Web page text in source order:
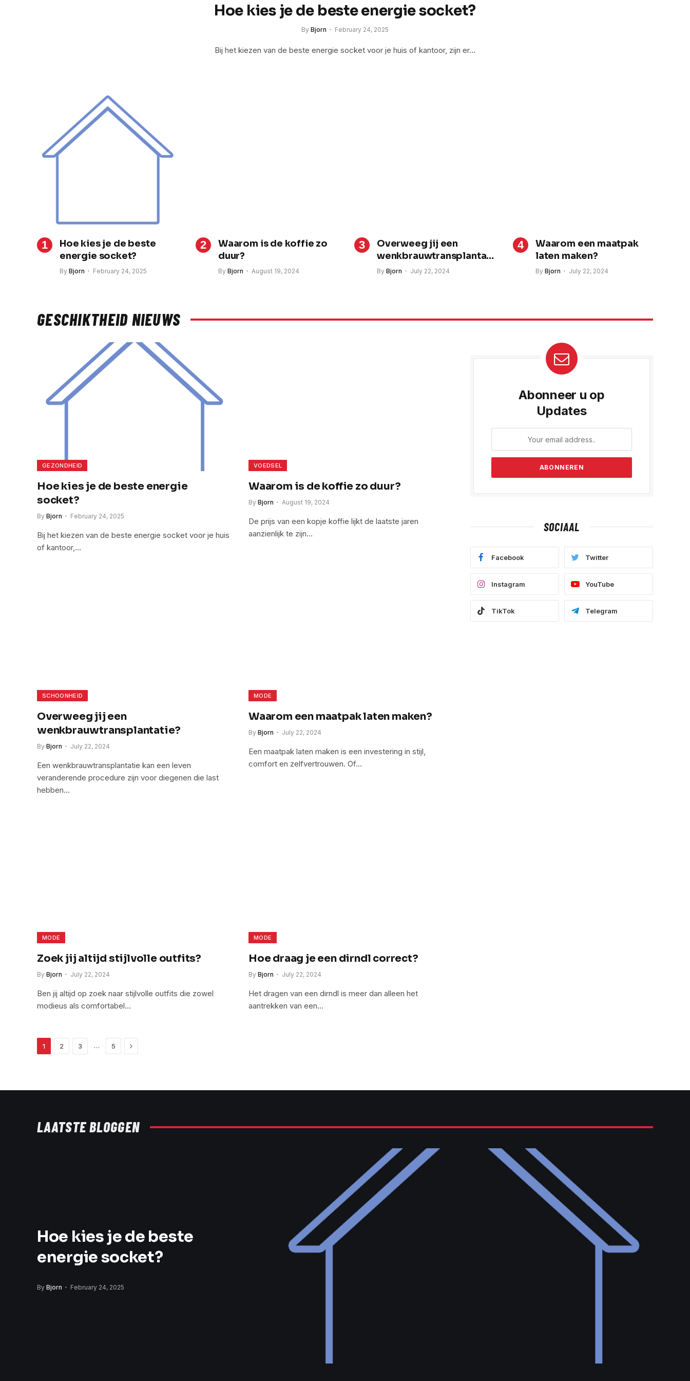
Hoe kies je de beste energie socket?
By Bjorn February 24, 2025
Bij het kiezen van de beste energie socket voor je huis of kantoor, zijn er…
Hoe kies je de beste
energie socket?
By Bjorn February 24, 2025
Waarom is de koffie zo
duur?
By Bjorn August 19, 2024
Overweeg jij een
wenkbrauwtransplantati
e?
By Bjorn July 22, 2024
Waarom een maatpak
laten maken?
By Bjorn July 22, 2024
GESCHIKTHEID NIEUWS
GEZONDHEID
Hoe kies je de beste energie
socket?
By Bjorn February 24, 2025
Bij het kiezen van de beste energie socket voor je huis
of kantoor,…
VOEDSEL
Waarom is de koffie zo duur?
By Bjorn August 19, 2024
De prijs van een kopje koffie lijkt de laatste jaren
aanzienlijk te zijn…
SCHOONHEID
Overweeg jij een
wenkbrauwtransplantatie?
By Bjorn July 22, 2024
Een wenkbrauwtransplantatie kan een leven
veranderende procedure zijn voor diegenen die last
hebben…
MODE
Waarom een maatpak laten maken?
By Bjorn July 22, 2024
Een maatpak laten maken is een investering in stijl,
comfort en zelfvertrouwen. Of…
MODE
Zoek jij altijd stijlvolle outfits?
By Bjorn July 22, 2024
Ben jij altijd op zoek naar stijlvolle outfits die zowel
modieus als comfortabel…
MODE
Hoe draag je een dirndl correct?
By Bjorn July 22, 2024
Het dragen van een dirndl is meer dan alleen het
aantrekken van een…
1 2 3 … 5 Next
Abonneer u op
Updates
SOCIAAL
Facebook Twitter
Instagram YouTube
TikTok Telegram
LAATSTE BLOGGEN
Hoe kies je de beste
energie socket?
By Bjorn February 24, 2025